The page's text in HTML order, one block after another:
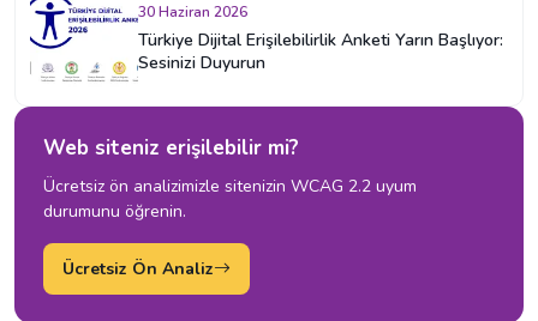
30 Haziran 2026
Türkiye Dijital Erişilebilirlik Anketi Yarın Başlıyor:
Sesinizi Duyurun
Web siteniz erişilebilir mi?
Ücretsiz ön analizimizle sitenizin WCAG 2.2 uyum
durumunu öğrenin.
Ücretsiz Ön Analiz